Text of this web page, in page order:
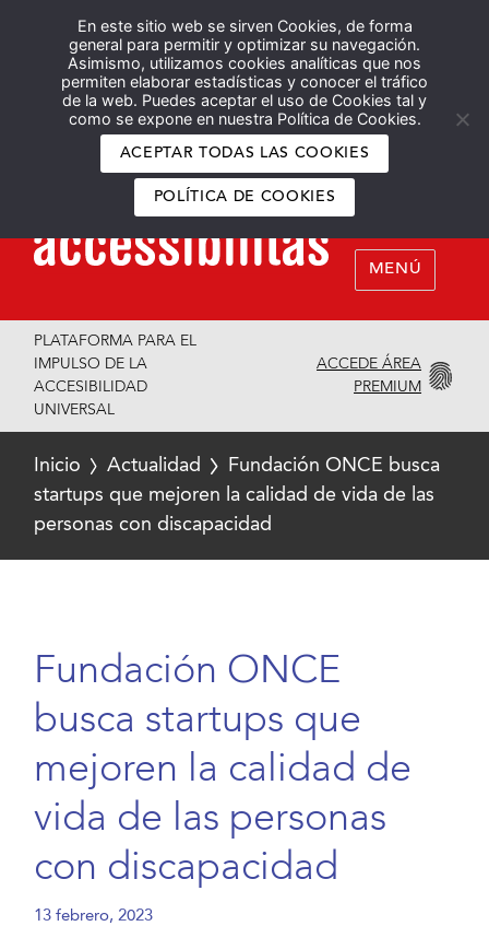
En este sitio web se sirven Cookies, de forma
general para permitir y optimizar su navegación.
Asimismo, utilizamos cookies analíticas que nos
permiten elaborar estadísticas y conocer el tráfico
de la web. Puedes aceptar el uso de Cookies tal y
como se expone en nuestra Política de Cookies.
ACEPTAR TODAS LAS COOKIES
POLÍTICA DE COOKIES
Español English
MENÚ
PLATAFORMA PARA EL
IMPULSO DE LA
ACCESIBILIDAD
UNIVERSAL
ACCEDE ÁREA
PREMIUM
Inicio Actualidad
Fundación ONCE busca
startups que mejoren la calidad de vida de las
personas con discapacidad
Fundación ONCE
busca startups que
mejoren la calidad de
vida de las personas
con discapacidad
13 febrero, 2023